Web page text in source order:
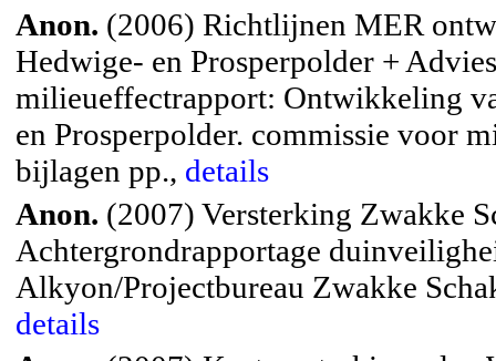
Anon. (2006) Richtlijnen MER
Hedwige- en Prosperpolder +
milieueffectrapport: Ontwikkeling
en Prosperpolder. commissie voor
bijlagen pp., details
Anon. (2007) Versterking Zwakke
Achtergrondrapportage
Alkyon/Projectbureau Zwakke
details